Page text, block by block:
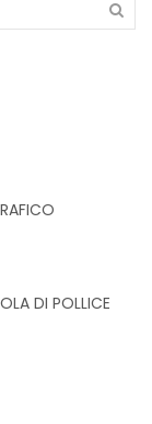
DI POLLICE